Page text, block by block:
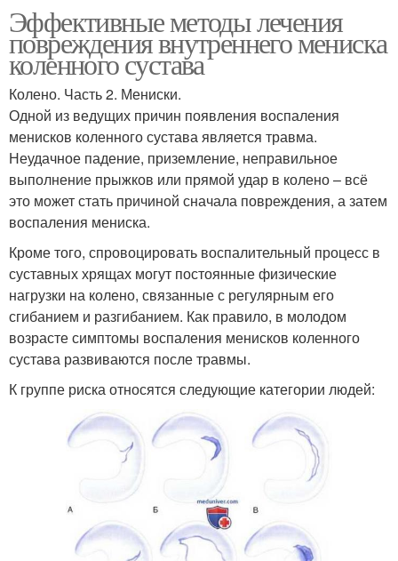
Эффективные методы лечения
повреждения внутреннего мениска
коленного сустава
Колено. Часть 2. Мениски.
Одной из ведущих причин появления воспаления
менисков коленного сустава является травма.
Неудачное падение, приземление, неправильное
выполнение прыжков или прямой удар в колено – всё
это может стать причиной сначала повреждения, а затем
воспаления мениска.
Кроме того, спровоцировать воспалительный процесс в
суставных хрящах могут постоянные физические
нагрузки на колено, связанные с регулярным его
сгибанием и разгибанием. Как правило, в молодом
возрасте симптомы воспаления менисков коленного
сустава развиваются после травмы.
К группе риска относятся следующие категории людей: